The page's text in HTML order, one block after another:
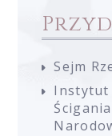
Sejm
Instytut